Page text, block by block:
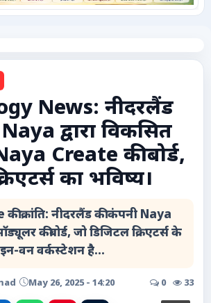
News: नीदरलैंड
द्वारा विकसित
Create कीबोर्ड,
का भविष्य।
क्रांति: नीदरलैंड की कंपनी Naya
कीबोर्ड, जो डिजिटल क्रिएटर्स के
वन वर्कस्टेशन है...
May 26, 2025 - 14:20 0 33